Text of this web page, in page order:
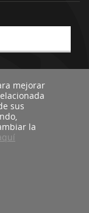
mejorar
sus
la